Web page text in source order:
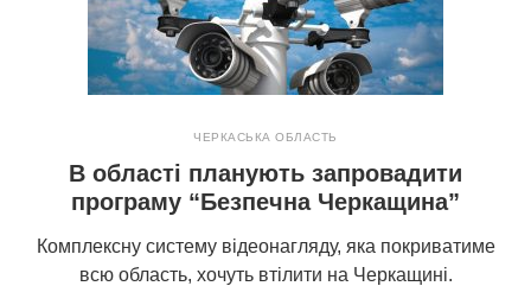
ЧЕРКАСЬКА ОБЛАСТЬ
В області планують запровадити
програму “Безпечна Черкащина”
Комплексну систему відеонагляду, яка покриватиме
всю область, хочуть втілити на Черкащині.